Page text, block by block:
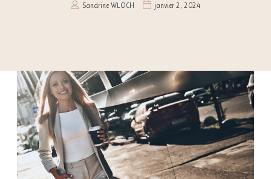
Sandrine WLOCH janvier 2, 2024